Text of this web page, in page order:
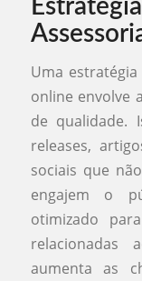
Uma
online envolve
de qualidade.
releases,
sociais que
engajem o
otimizado
aumenta as